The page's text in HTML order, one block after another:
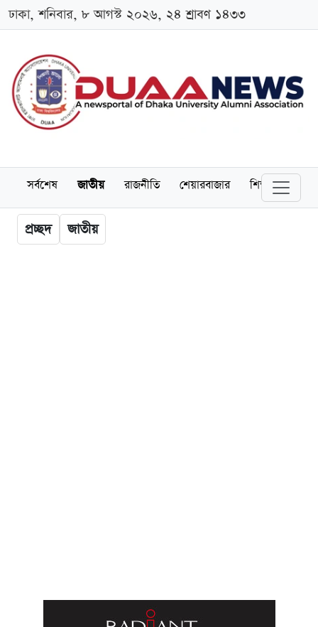
ঢাকা, শনিবার, ৮ আগস্ট ২০২৬, ২৪ শ্রাবণ ১৪৩৩
সর্বশেষ জাতীয় রাজনীতি শেয়ারবাজার শিক্ষা
প্রচ্ছদ জাতীয়